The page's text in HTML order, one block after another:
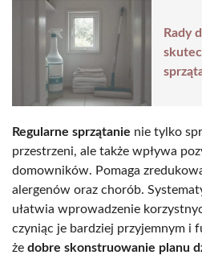
Rady
Regularne sprzątanie nie tylko
przestrzeni, ale także wpływa
domowników. Pomaga
alergenów oraz chorób.
ułatwia wprowadzenie
czyniąc je bardziej przyjemnym i
że dobre skonstruowanie planu